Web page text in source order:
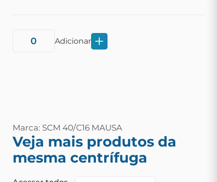
Adicionar
Marca: SCM 40/C16 MAUSA
Veja mais produtos da
mesma centrífuga